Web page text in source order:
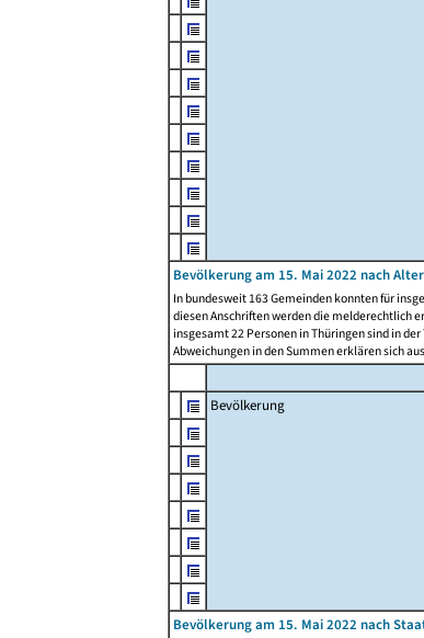
Bevölkerung am 15. Mai 2022 nach
In bundesweit 163 Gemeinden konnten für
diesen Anschriften werden die melderechtlich
insgesamt 22 Personen in Thüringen sind in
Abweichungen in den Summen erklären sich
Bevölkerung
Bevölkerung am 15. Mai 2022 nach